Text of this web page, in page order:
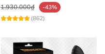
1.930.000₫
-43%
(862)